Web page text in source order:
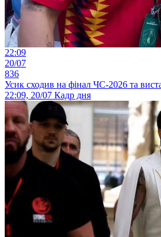
22:09
20/07
836
Усик сходив на фінал ЧС-2026 та
22:09, 20/07 Кадр дня